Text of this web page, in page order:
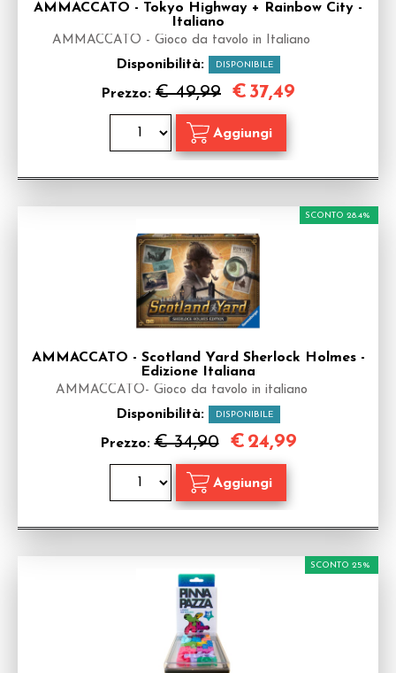
AMMACCATO - Tokyo Highway + Rainbow City -
Italiano
AMMACCATO - Gioco da tavolo in Italiano
Disponibilità: DISPONIBILE
Prezzo: € 49,99 € 37,49
AMMACCATO - Scotland Yard Sherlock Holmes -
Edizione Italiana
AMMACCATO- Gioco da tavolo in italiano
Disponibilità: DISPONIBILE
Prezzo:€ 34,90
SCONTO 28.4%
€ 24,99
SCONTO 25%